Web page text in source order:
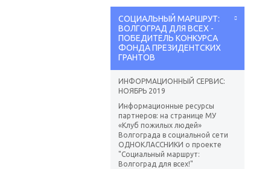
СОЦИАЛЬНЫЙ МАРШРУТ:
ВОЛГОГРАД ДЛЯ ВСЕХ -
ПОБЕДИТЕЛЬ КОНКУРСА
ФОНДА ПРЕЗИДЕНТСКИХ
ГРАНТОВ
ИНФОРМАЦИОННЫЙ СЕРВИС:
НОЯБРЬ 2019
Информационные ресурсы
партнеров: на странице МУ
«Клуб пожилых людей»
Волгограда в социальной сети
ОДНОКЛАССНИКИ о проекте
"Социальный маршрут:
Волгоград для всех!"